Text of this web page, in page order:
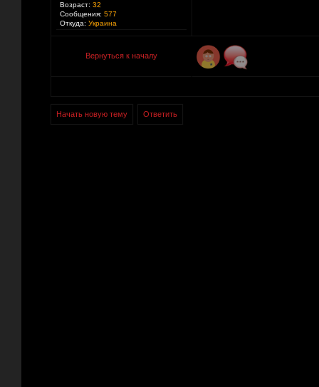
Возраст: 32
Сообщения: 577
Откуда: Украина
Вернуться к началу
Начать новую тему Ответить